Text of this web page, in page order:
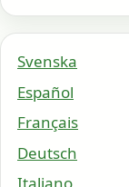
Svenska
Español
Français
Deutsch